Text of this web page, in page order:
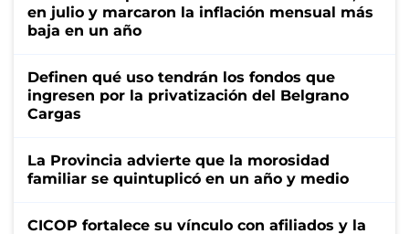
en julio y marcaron la inflación mensual más
baja en un año
Definen qué uso tendrán los fondos que
ingresen por la privatización del Belgrano
Cargas
La Provincia advierte que la morosidad
familiar se quintuplicó en un año y medio
CICOP fortalece su vínculo con afiliados y la